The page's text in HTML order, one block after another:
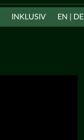
INKLUSIV EN | DE